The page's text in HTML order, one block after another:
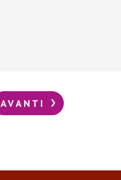
AVANTI